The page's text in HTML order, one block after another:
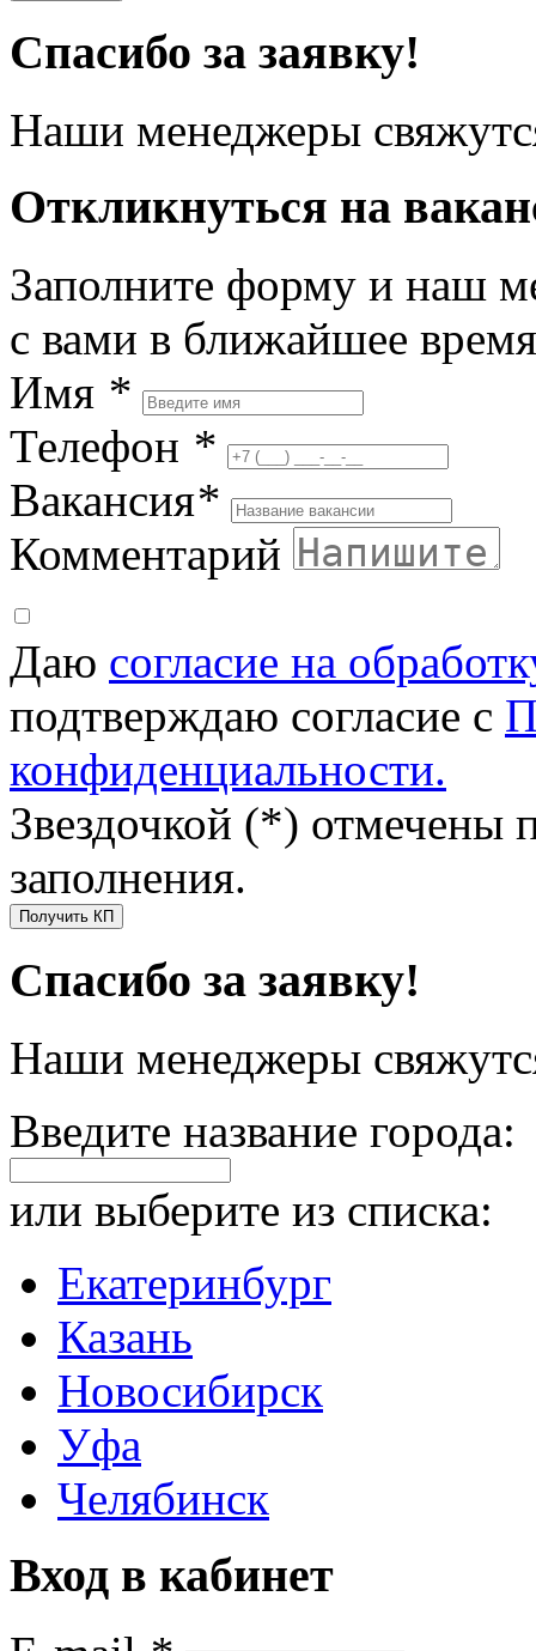
Спасибо за заявку!
Наши менеджеры
Откликнуться на
Заполните форму и наш
с вами в ближайшее время
Имя *
Телефон *
Вакансия*
Комментарий
Даю согласие на
подтверждаю согласие с
конфиденциальности.
Звездочкой (*) отмечены
заполнения.
Получить КП
Спасибо за заявку!
Наши менеджеры
Введите название города:
или выберите из списка:
Екатеринбург
Казань
Новосибирск
Уфа
Челябинск
Вход в кабинет